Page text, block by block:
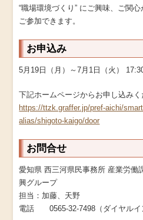
“職場環境づくり” にご興味、ご関
ご参加できます。
お申込み
5月19日（月）～7月1日（火）
下記ホームページからお申し込み
https://ttzk.graffer.jp/pref-aichi/
alias/shigoto-kaigo/door
お問合せ
愛知県 西三河県民事務所 産業労働
興グループ
担当：加藤、天野
電話 0565-32-7498（ダイヤルイ